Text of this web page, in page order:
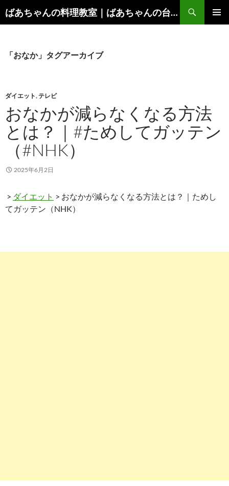
ン
プ
ばあちゃんの料理教室｜ばあちゃんの台所から学ぶ、食と健康の知恵
索
「おなか」タグアーカイブ
ダイエット,テレビ
おなかが減らなくなる方法
とは？｜#ためしてガッテン
（#NHK）
2025年6月2日
> ダイエット > おなかが減らなくなる方法とは？｜ためし
てガッテン（NHK）